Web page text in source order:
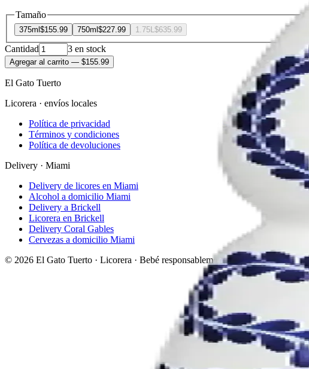
Tamaño
375ml $155.99 750ml $227.99 1.75L$635.99
Cantidad 3 en stock
Agregar al carrito — $155.99
El Gato Tuerto
Licorera · envíos locales
Política de privacidad
Términos y condiciones
Política de devoluciones
Delivery · Miami
Delivery de licores en Miami
Alcohol a domicilio Miami
Delivery a Brickell
Licorera en Brickell
Delivery Coral Gables
Cervezas a domicilio Miami
© 2026 El Gato Tuerto · Licorera · Bebé responsablemente.